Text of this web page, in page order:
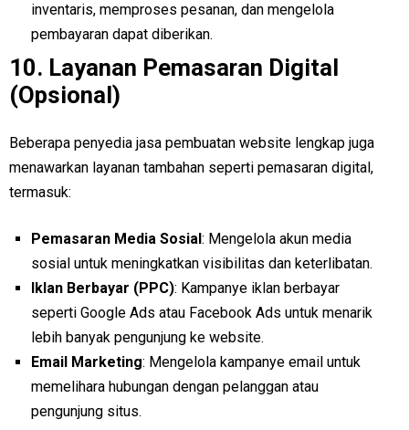
inventaris, memproses pesanan, dan mengelola
pembayaran dapat diberikan.
10. Layanan Pemasaran Digital
(Opsional)
Beberapa penyedia jasa pembuatan website lengkap juga
menawarkan layanan tambahan seperti pemasaran digital,
termasuk:
Pemasaran Media Sosial : Mengelola akun media
sosial untuk meningkatkan visibilitas dan keterlibatan.
Iklan Berbayar (PPC): Kampanye iklan berbayar
seperti Google Ads atau Facebook Ads untuk menarik
lebih banyak pengunjung ke website.
Email Marketing: Mengelola kampanye email untuk
memelihara hubungan dengan pelanggan atau
pengunjung situs.